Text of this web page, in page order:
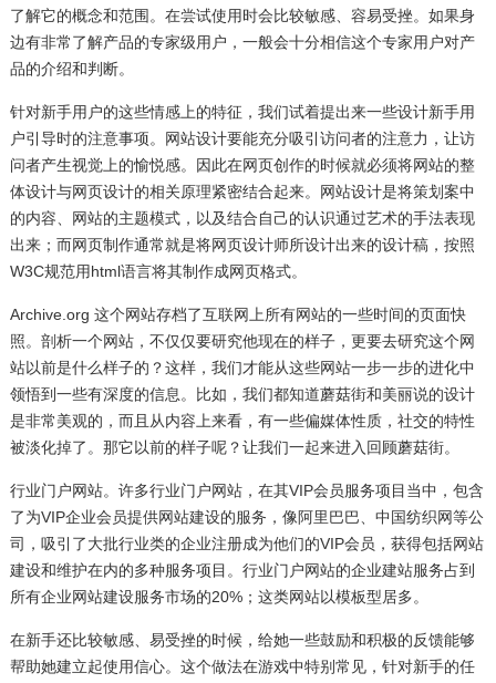
了解它的概念和范围。在尝试使用时会比较敏感、容易受挫。如果身
边有非常了解产品的专家级用户，一般会十分相信这个专家用户对产
品的介绍和判断。
针对新手用户的这些情感上的特征，我们试着提出来一些设计新手用
户引导时的注意事项。网站设计要能充分吸引访问者的注意力，让访
问者产生视觉上的愉悦感。因此在网页创作的时候就必须将网站的整
体设计与网页设计的相关原理紧密结合起来。网站设计是将策划案中
的内容、网站的主题模式，以及结合自己的认识通过艺术的手法表现
出来；而网页制作通常就是将网页设计师所设计出来的设计稿，按照
W3C规范用html语言将其制作成网页格式。
Archive.org 这个网站存档了互联网上所有网站的一些时间的页面快
照。剖析一个网站，不仅仅要研究他现在的样子，更要去研究这个网
站以前是什么样子的？这样，我们才能从这些网站一步一步的进化中
领悟到一些有深度的信息。比如，我们都知道蘑菇街和美丽说的设计
是非常美观的，而且从内容上来看，有一些偏媒体性质，社交的特性
被淡化掉了。那它以前的样子呢？让我们一起来进入回顾蘑菇街。
行业门户网站。许多行业门户网站，在其VIP会员服务项目当中，包含
了为VIP企业会员提供网站建设的服务，像阿里巴巴、中国纺织网等公
司，吸引了大批行业类的企业注册成为他们的VIP会员，获得包括网站
建设和维护在内的多种服务项目。行业门户网站的企业建站服务占到
所有企业网站建设服务市场的20%；这类网站以模板型居多。
在新手还比较敏感、易受挫的时候，给她一些鼓励和积极的反馈能够
帮助她建立起使用信心。这个做法在游戏中特别常见，针对新手的任